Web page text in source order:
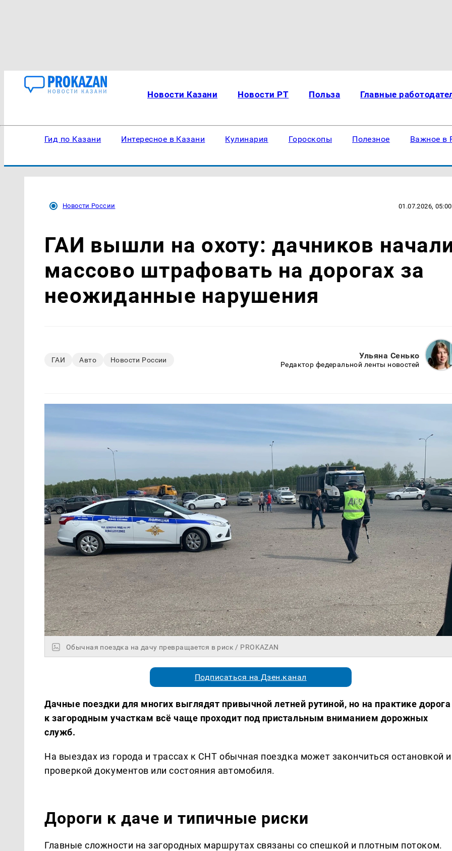
Новости Казани Новости РТ Польза Главные
Гид по Казани Интересное в Казани Кулинария Гороскопы Полезное Важное в
Новости России 01.07.2026, 05:00
ГАИ вышли на охоту: дачников
массово штрафовать на дорогах за
неожиданные нарушения
ГАИ Авто Новости России Ульяна Сенько
Редактор федеральной ленты новостей
Обычная поездка на дачу превращается в риск / PROKAZAN
Подписаться на Дзен.канал
Дачные поездки для многих выглядят привычной летней рутиной, но на практике дорога
к загородным участкам всё чаще проходит под пристальным вниманием дорожных
служб.
На выездах из города и трассах к СНТ обычная поездка может закончиться остановкой и
проверкой документов или состояния автомобиля.
Дороги к даче и типичные риски
Главные сложности на загородных маршрутах связаны со спешкой и плотным потоком.